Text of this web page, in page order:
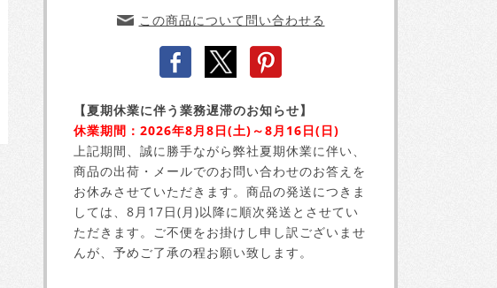
この商品について問い合わせる
【夏期休業に伴う業務遅滞のお知らせ】
休業期間：2026年8月8日(土)～8月16日(日)
上記期間、誠に勝手ながら弊社夏期休業に伴い、
商品の出荷・メールでのお問い合わせのお答えを
お休みさせていただきます。商品の発送につきま
しては、8月17日(月)以降に順次発送とさせてい
ただきます。ご不便をお掛けし申し訳ございませ
んが、予めご了承の程お願い致します。